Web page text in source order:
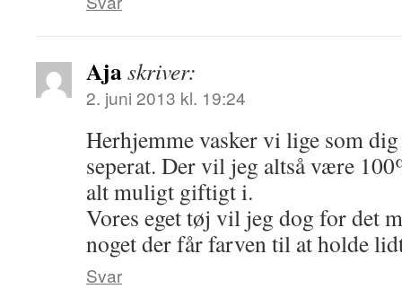
Ajaskriver:
2. juni 2013 kl. 19:24
Herhjemme vasker vi lige som
seperat. Der vil jeg altså være
alt muligt giftigt i.
Vores eget tøj vil jeg dog for det
noget der får farven til at holde
Svar